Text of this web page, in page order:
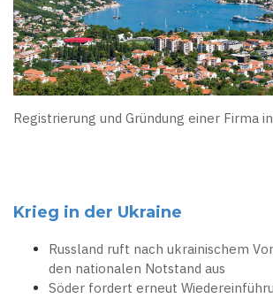
Registrierung und Gründung einer Firma
Krieg in der Ukraine
Russland ruft nach ukrainischem
den nationalen Notstand aus
Söder fordert erneut